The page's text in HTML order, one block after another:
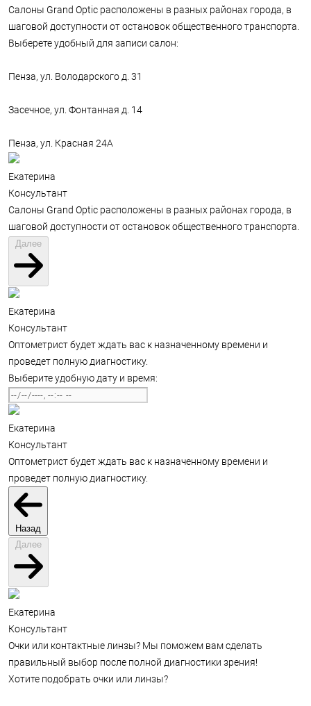
Салоны Grand Optic расположены в разных районах города, в
шаговой доступности от остановок общественного транспорта.
Выберете удобный для записи салон:
Пенза, ул. Володарского д. 31
Засечное, ул. Фонтанная д. 14
Пенза, ул. Красная 24А
Екатерина
Консультант
Салоны Grand Optic расположены в разных районах города, в
шаговой доступности от остановок общественного транспорта.
Далее
Екатерина
Консультант
Оптометрист будет ждать вас к назначенному времени и
проведет полную диагностику.
Выберите удобную дату и время:
Екатерина
Консультант
Оптометрист будет ждать вас к назначенному времени и
проведет полную диагностику.
Назад
Далее
Екатерина
Консультант
Очки или контактные линзы? Мы поможем вам сделать
правильный выбор после полной диагностики зрения!
Хотите подобрать очки или линзы?